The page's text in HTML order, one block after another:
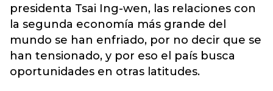
presidenta Tsai Ing-wen, las relaciones con
la segunda economía más grande del
mundo se han enfriado, por no decir que se
han tensionado, y por eso el país busca
oportunidades en otras latitudes.